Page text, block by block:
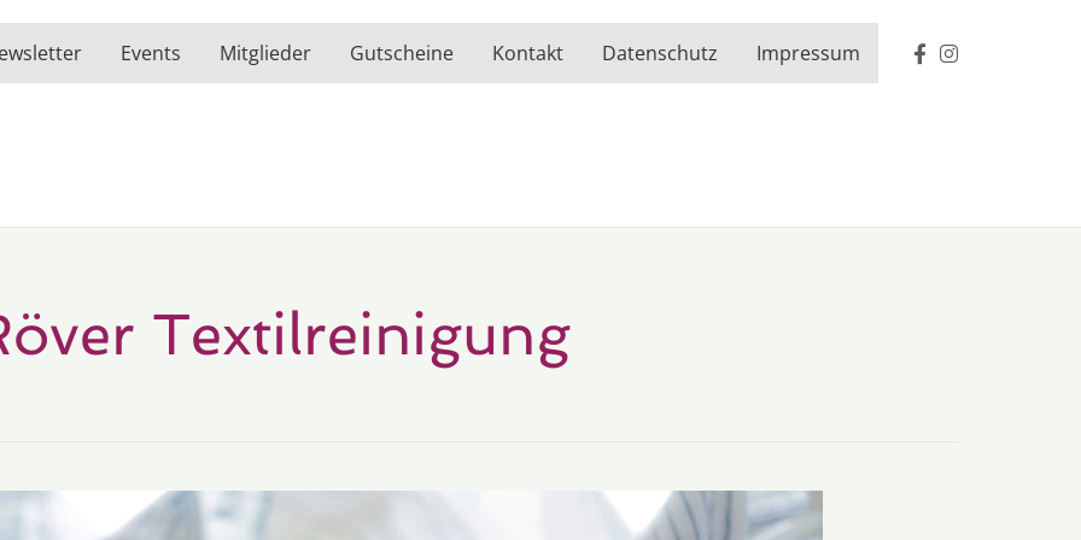
Events Mitglieder Gutscheine Kontakt Datenschutz Impressum
Textilreinigung